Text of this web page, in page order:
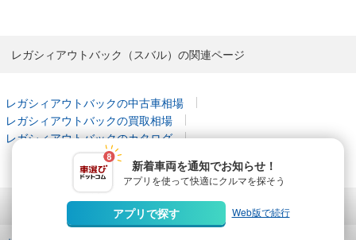
新着車両を通知でお知らせ！
アプリを使って快適にクルマを探そう
アプリで探す Web版で続行
レガシィアウトバック（スバル）の関連ページ
レガシィアウトバックの中古車相場
レガシィアウトバックの買取相場
レガシィアウトバックのカタログ
レガシィアウトバック（スバル）の中古車を地域から探す